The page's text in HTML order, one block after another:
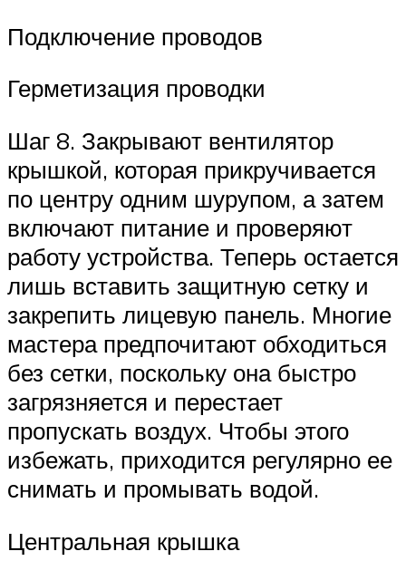
Подключение проводов
Герметизация проводки
Шаг 8. Закрывают вентилятор
крышкой, которая прикручивается
по центру одним шурупом, а затем
включают питание и проверяют
работу устройства. Теперь остается
лишь вставить защитную сетку и
закрепить лицевую панель. Многие
мастера предпочитают обходиться
без сетки, поскольку она быстро
загрязняется и перестает
пропускать воздух. Чтобы этого
избежать, приходится регулярно ее
снимать и промывать водой.
Центральная крышка